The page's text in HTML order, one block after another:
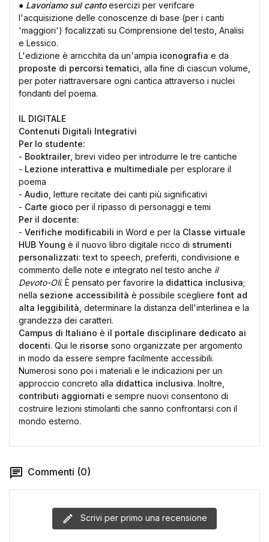
● Lavoriamo sul cantoesercizi per verifcare
l'acquisizione delle conoscenze di base (per i canti
'maggiori') focalizzati su Comprensione del testo, Analisi
e Lessico.
L'edizione è arricchita da un'ampia iconografia e da
proposte di percorsi tematici , alla fine di ciascun volume,
per poter riattraversare ogni cantica attraverso i nuclei
fondanti del poema.
IL DIGITALE
Contenuti Digitali Integrativi
Per lo studente:
- Booktrailer, brevi video per introdurre le tre cantiche
- Lezione interattiva e multimediale per esplorare il
poema
- Audio , letture recitate dei canti più significativi
- Carte gioco per il ripasso di personaggi e temi
Per il docente:
- Verifiche modificabili in Word e per la Classe virtuale
HUB Young è il nuovo libro digitale ricco di strumenti
personalizzati: text to speech, preferiti, condivisione e
commento delle note e integrato nel testo anche il
Devoto-Oli. È pensato per favorire la didattica inclusiva;
nella sezione accessibilità è possibile scegliere font ad
alta leggibilità , determinare la distanza dell'interlinea e la
grandezza dei caratteri.
Campus di Italiano è il portale disciplinare dedicato ai
docenti. Qui le risorse sono organizzate per argomento
in modo da essere sempre facilmente accessibili.
Numerosi sono poi i materiali e le indicazioni per un
approccio concreto alla didattica inclusiva. Inoltre,
contributi aggiornati e sempre nuovi consentono di
costruire lezioni stimolanti che sanno confrontarsi con il
mondo esterno.
Commenti (0)
Scrivi per primo una recensione